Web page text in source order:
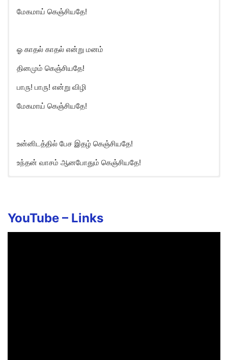
மேகமாய் கெஞ்சியதே!
ஓ காதல் காதல் என்று மனம்
தினமும் கெஞ்சியதே!
பாரு! பாரு! என்று விழி
மேகமாய் கெஞ்சியதே!
உன்னிடத்தில் பேச இதழ் கெஞ்சியதே!
உந்தன் வாசம் ஆனபோதும் கெஞ்சியதே!
Dhinamum Kenjiyadhe!
YouTube – Links